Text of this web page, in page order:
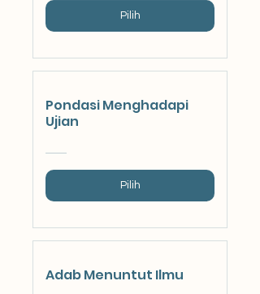
Pilih
Pondasi Menghadapi
Ujian
Pilih
Adab Menuntut Ilmu